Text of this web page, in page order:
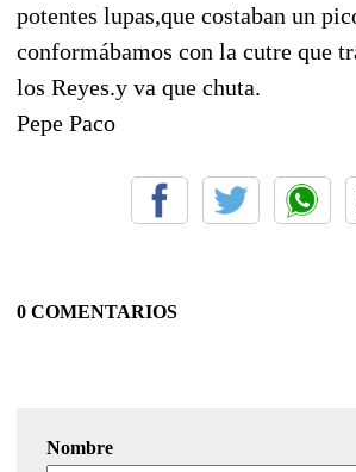
potentes lupas,que costaban un
conformábamos con la cutre que
los Reyes.y va que chuta.
Pepe Paco
0 COMENTARIOS
Nombre